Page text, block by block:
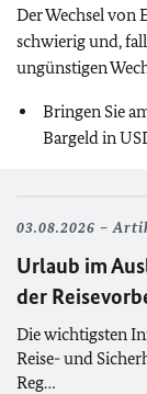
Der Wechsel von
schwierig und,
ungünstigen
Bringen Sie
Bargeld in
03.08.2026
Urlaub im
der
Die wichtigsten
Reise- und
Reg…